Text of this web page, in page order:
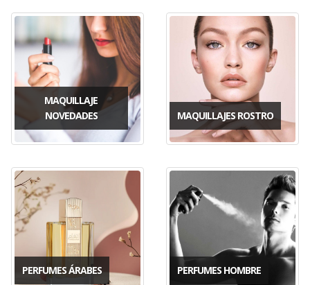
MAQUILLAJE
NOVEDADES
MAQUILLAJES ROSTRO
PERFUMES ÁRABES PERFUMES HOMBRE